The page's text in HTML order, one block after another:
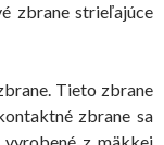
zbrane strieľajúce
Tieto zbrane
zbrane sa